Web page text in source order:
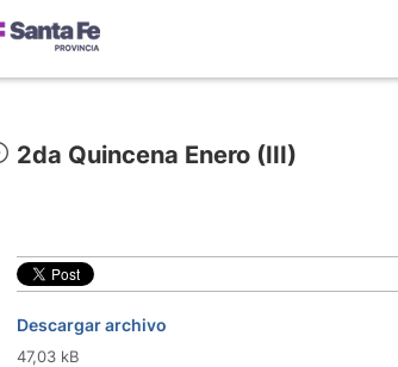
2da Quincena Enero (III)
Descargar archivo
47,03 kB